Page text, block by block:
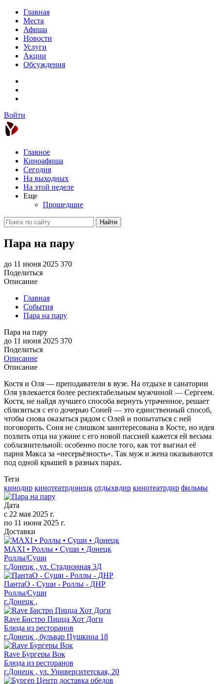
Главная
Места
Афиша
Новости
Услуги
Акции
Обсуждения
Войти
Главное
Киноафиша
Сегодня
На выходных
На этой неделе
Еще
Прошедшие
Найти
Пара на пару
до 11 июня 2025 370
Поделиться
Описание
Главная
События
Пара на пару
Пара на пару
до 11 июня 2025 370
Поделиться
Описание
Описание
Костя и Оля — преподаватели в вузе. На отдыхе в санатории
Оля увлекается более респектабельным мужчиной — Сергеем.
Костя, не найдя лучшего способа вернуть утраченное, решает
сблизиться с его дочерью Соней — это единственный способ,
чтобы снова оказаться рядом с Олей и попытаться с ней
поговорить. Соня не слишком заинтересована в Косте, но идея
позлить отца на ужине с его новой пассией кажется ей весьма
соблазнительной: особенно после того, как тот выгнал её
парня Макса за «несерьёзность». Так муж и жена оказываются
под одной крышей в разных парах.
Теги
киноднр кинотеатрдонецк отдыхвднр кинотеатрднр фильмы
Дата
с 22 мая 2025 г.
по 11 июня 2025 г.
Доставки
MAXI • Роллы • Суши • Донецк
Роллы/Суши
г.Донецк , ул. Стадионная 3Д
ПантаО - Суши - Роллы - ДНР
Роллы/Суши
г.Донецк ,
Rave Бистро Пицца Хот Доги
Блюда из ресторанов
г.Донецк , бульвар Пушкина 18
Rave Бургеры Вок
Блюда из ресторанов
г.Донецк , ул. Университетская, 20